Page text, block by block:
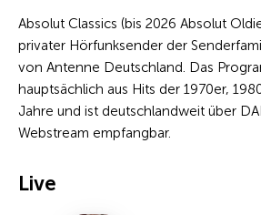
Absolut Classics (bis 2026 Absolut
privater Hörfunksender der
von Antenne Deutschland. Das
hauptsächlich aus Hits der 1970er,
Jahre und ist deutschlandweit über
Webstream empfangbar.
Live